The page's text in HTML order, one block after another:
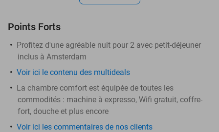
Points Forts
Profitez d'une agréable nuit pour 2 avec petit-déjeuner
inclus à Amsterdam
Voir ici le contenu des multideals
La chambre comfort est équipée de toutes les
commodités : machine à expresso, Wifi gratuit, coffre-
fort, douche et plus encore
Voir ici les commentaires de nos clients